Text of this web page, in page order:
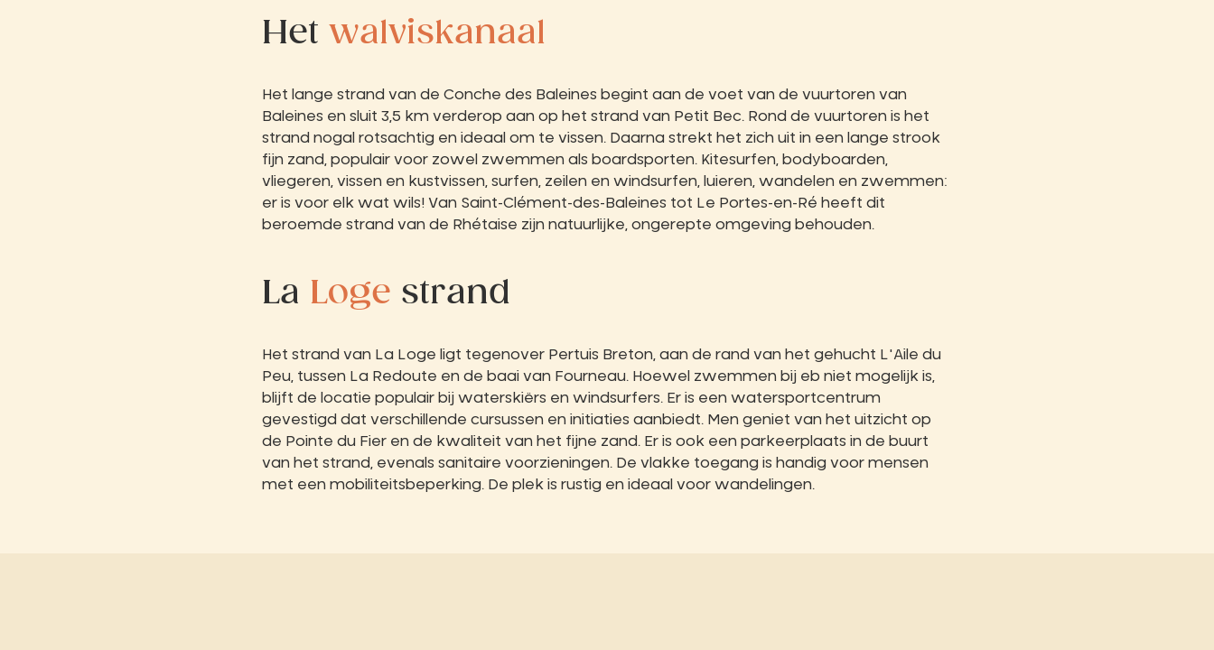
Het walviskanaal
Het lange strand van de Conche des Baleines begint aan de voet van de vuurtoren van
Baleines en sluit 3,5 km verderop aan op het strand van Petit Bec. Rond de vuurtoren is het
strand nogal rotsachtig en ideaal om te vissen. Daarna strekt het zich uit in een lange strook
fijn zand, populair voor zowel zwemmen als boardsporten. Kitesurfen, bodyboarden,
vliegeren, vissen en kustvissen, surfen, zeilen en windsurfen, luieren, wandelen en zwemmen:
er is voor elk wat wils! Van Saint-Clément-des-Baleines tot Le Portes-en-Ré heeft dit
beroemde strand van de Rhétaise zijn natuurlijke, ongerepte omgeving behouden.
La Loge strand
Het strand van La Loge ligt tegenover Pertuis Breton, aan de rand van het gehucht L'Aile du
Peu, tussen La Redoute en de baai van Fourneau. Hoewel zwemmen bij eb niet mogelijk is,
blijft de locatie populair bij waterskiërs en windsurfers. Er is een watersportcentrum
gevestigd dat verschillende cursussen en initiaties aanbiedt. Men geniet van het uitzicht op
de Pointe du Fier en de kwaliteit van het fijne zand. Er is ook een parkeerplaats in de buurt
van het strand, evenals sanitaire voorzieningen. De vlakke toegang is handig voor mensen
met een mobiliteitsbeperking. De plek is rustig en ideaal voor wandelingen.